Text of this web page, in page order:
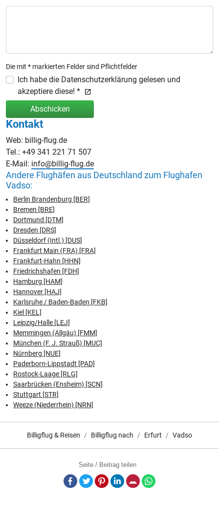
Die mit * markierten Felder sind Pflichtfelder
Ich habe die Datenschutzerklärung gelesen und
akzeptiere diese! *
Abschicken
Kontakt
Web: billig-flug.de
Tel.: +49 341 221 71 507
E-Mail: info@billig-flug.de
Andere Flughäfen aus Deutschland zum Flughafen
Vadso:
Berlin Brandenburg [BER]
Bremen [BRE]
Dortmund [DTM]
Dresden [DRS]
Düsseldorf (Intl.) [DUS]
Frankfurt Main (FRA) [FRA]
Frankfurt-Hahn [HHN]
Friedrichshafen [FDH]
Hamburg [HAM]
Hannover [HAJ]
Karlsruhe / Baden-Baden [FKB]
Kiel [KEL]
Leipzig/Halle [LEJ]
Memmingen (Allgäu) [FMM]
München (F. J. Strauß) [MUC]
Nürnberg [NUE]
Paderborn-Lippstadt [PAD]
Rostock-Laage [RLG]
Saarbrücken (Ensheim) [SCN]
Stuttgart [STR]
Weeze (Niederrhein) [NRN]
Billigflug & Reisen Billigflug nach Erfurt Vadso
Seite / Beitrag teilen
Facebook
TwitterPinterestLinkedInE-Mail